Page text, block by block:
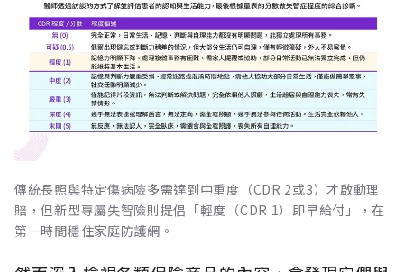
傳統長照與特定傷病險多需達到中重度（CDR 2或3）才啟動理
賠，但新型專屬失智險則提倡「輕度（CDR 1）即早給付」，在
第一時間穩住家庭防護網。